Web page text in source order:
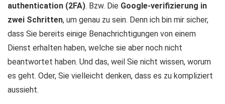
authentication (2FA). Bzw. Die Google-verifizierung in
zwei Schritten, um genau zu sein. Denn ich bin mir sicher,
dass Sie bereits einige Benachrichtigungen von einem
Dienst erhalten haben, welche sie aber noch nicht
beantwortet haben. Und das, weil Sie nicht wissen, worum
es geht. Oder, Sie vielleicht denken, dass es zu kompliziert
aussieht.